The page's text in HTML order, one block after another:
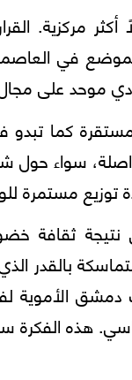
مركزية.
في
موحد على
كما
سواء حول
مستمرة
ثقافة
بالقدر
الأموية
هذه